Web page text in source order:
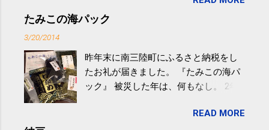
するものだけが運動ではない。 食べ
けると改善する、との結果を筑波大の
研究チームが発表した。改善が期待で
きるのは、過度の飲酒が原因ではない
減らなくても効果があるという。 正田
たみこの海パック
3/20/2014
昨年末に南三陸町にふるさと納税をし
たお礼が届きました。 『たみこの海パ
ック』 被災した年は、何もなし。 2年
が『たみこの海パック』。 ボランティ
READ MORE